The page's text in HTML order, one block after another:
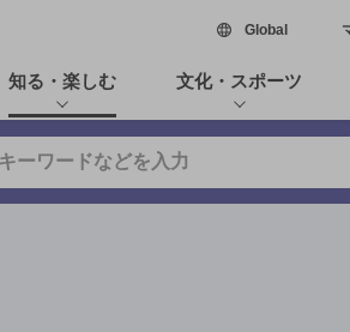
Global新しいウ
知る・楽しむ 文化・スポーツ